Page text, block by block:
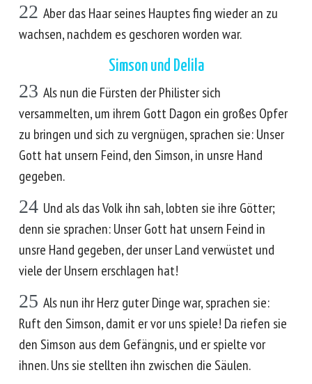
22 Aber das Haar seines Hauptes fing wieder an zu
wachsen, nachdem es geschoren worden war.
Simson und Delila
23 Als nun die Fürsten der Philister sich
versammelten, um ihrem Gott Dagon ein großes Opfer
zu bringen und sich zu vergnügen, sprachen sie: Unser
Gott hat unsern Feind, den Simson, in unsre Hand
gegeben.
24 Und als das Volk ihn sah, lobten sie ihre Götter;
denn sie sprachen: Unser Gott hat unsern Feind in
unsre Hand gegeben, der unser Land verwüstet und
viele der Unsern erschlagen hat!
25 Als nun ihr Herz guter Dinge war, sprachen sie:
Ruft den Simson, damit er vor uns spiele! Da riefen sie
den Simson aus dem Gefängnis, und er spielte vor
ihnen. Uns sie stellten ihn zwischen die Säulen.